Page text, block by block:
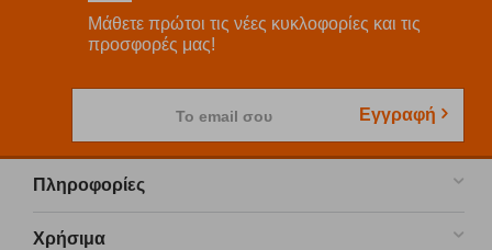
Μάθετε πρώτοι τις νέες κυκλοφορίες και τις
προσφορές μας!
Το email σου Εγγραφή
Πληροφορίες
Χρήσιμα